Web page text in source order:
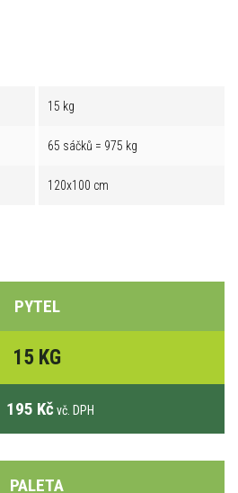
15 kg
65 sáčků = 975 kg
120x100 cm
PYTEL
15 KG
195 Kč vč. DPH
PALETA